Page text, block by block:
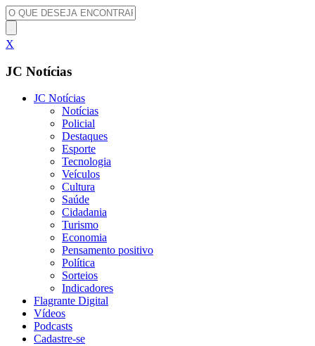
X
JC Notícias
JC Notícias
Notícias
Policial
Destaques
Esporte
Tecnologia
Veículos
Cultura
Saúde
Cidadania
Turismo
Economia
Pensamento positivo
Política
Sorteios
Indicadores
Flagrante Digital
Vídeos
Podcasts
Cadastre-se